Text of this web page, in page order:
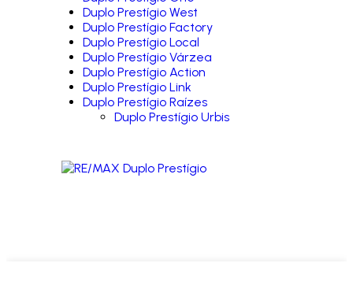
Duplo Prestígio West
Duplo Prestígio Factory
Duplo Prestígio Local
Duplo Prestígio Várzea
Duplo Prestígio Action
Duplo Prestígio Link
Duplo Prestígio Raízes
Duplo Prestígio Urbis